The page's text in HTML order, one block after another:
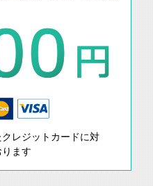
レジットカードに対
ます